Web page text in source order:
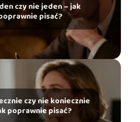
czy nie jeden – jak
pisać?
czy nie koniecznie
poprawnie pisać?